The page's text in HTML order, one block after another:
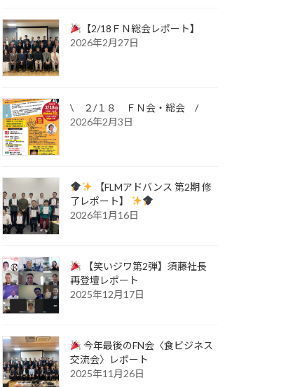
【2/18ＦＮ総会レポート】
2026年2月27日
\ ２/１８ ＦＮ会・総会 /
2026年2月3日
【FLMアドバンス 第2期 修
了レポート】
2026年1月16日
【笑いジワ第2弾】須藤社長
再登壇レポート
2025年12月17日
今年最後のFN会〈食ビジネス
交流会〉レポート
2025年11月26日